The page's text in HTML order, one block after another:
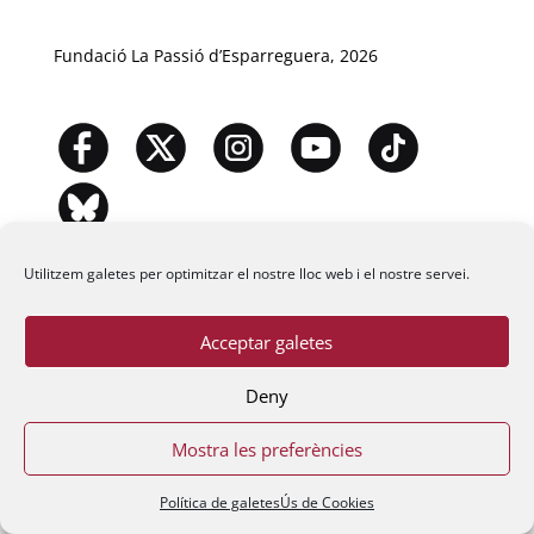
Utilitzem galetes per optimitzar el nostre lloc web i el nostre servei.
Acceptar galetes
Deny
Mostra les preferències
Política de galetesÚs de Cookies
Fundació La Passió d’Esparreguera, 2026